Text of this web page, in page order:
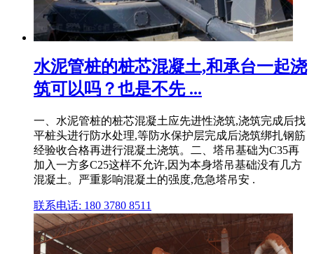
水泥管桩的桩芯混凝土,和承台一起浇
筑可以吗？也是不先 ...
一、水泥管桩的桩芯混凝土应先进性浇筑,浇筑完成后找
平桩头进行防水处理,等防水保护层完成后浇筑绑扎钢筋
经验收合格再进行混凝土浇筑。二、塔吊基础为C35再
加入一方多C25这样不允许,因为本身塔吊基础没有几方
混凝土。严重影响混凝土的强度,危急塔吊安 .
联系电话: 180 3780 8511